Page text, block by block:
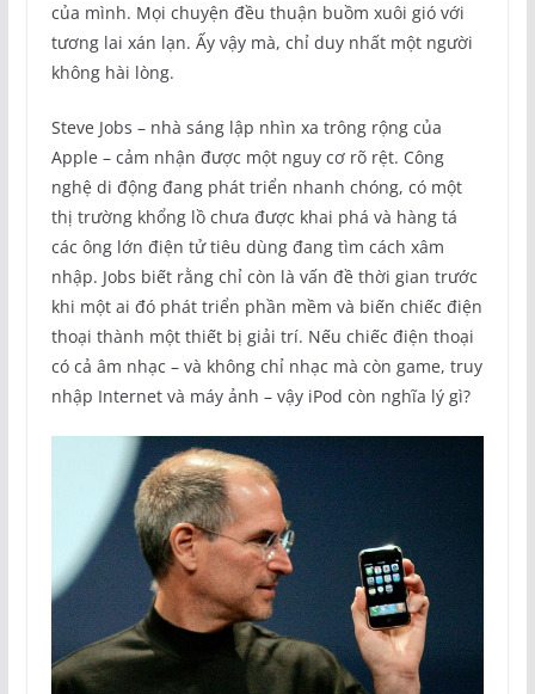
của mình. Mọi chuyện đều thuận buồm xuôi gió với
tương lai xán lạn. Ấy vậy mà, chỉ duy nhất một người
không hài lòng.
Steve Jobs – nhà sáng lập nhìn xa trông rộng của
Apple – cảm nhận được một nguy cơ rõ rệt. Công
nghệ di động đang phát triển nhanh chóng, có một
thị trường khổng lồ chưa được khai phá và hàng tá
các ông lớn điện tử tiêu dùng đang tìm cách xâm
nhập. Jobs biết rằng chỉ còn là vấn đề thời gian trước
khi một ai đó phát triển phần mềm và biến chiếc điện
thoại thành một thiết bị giải trí. Nếu chiếc điện thoại
có cả âm nhạc – và không chỉ nhạc mà còn game, truy
nhập Internet và máy ảnh – vậy iPod còn nghĩa lý gì?